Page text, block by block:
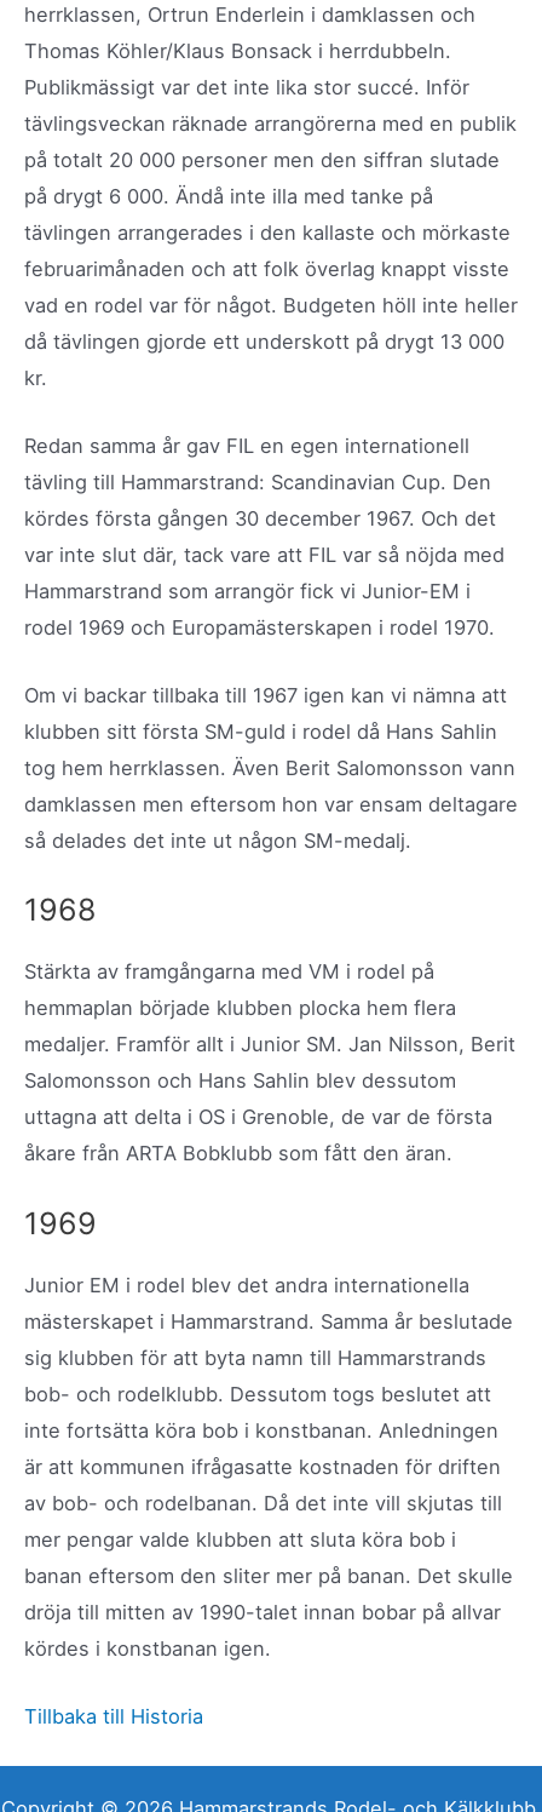
herrklassen, Ortrun Enderlein i damklassen och
Thomas Köhler/Klaus Bonsack i herrdubbeln.
Publikmässigt var det inte lika stor succé. Inför
tävlingsveckan räknade arrangörerna med en publik
på totalt 20 000 personer men den siffran slutade
på drygt 6 000. Ändå inte illa med tanke på
tävlingen arrangerades i den kallaste och mörkaste
februarimånaden och att folk överlag knappt visste
vad en rodel var för något. Budgeten höll inte heller
då tävlingen gjorde ett underskott på drygt 13 000
kr.
Redan samma år gav FIL en egen internationell
tävling till Hammarstrand: Scandinavian Cup. Den
kördes första gången 30 december 1967. Och det
var inte slut där, tack vare att FIL var så nöjda med
Hammarstrand som arrangör fick vi Junior-EM i
rodel 1969 och Europamästerskapen i rodel 1970.
Om vi backar tillbaka till 1967 igen kan vi nämna att
klubben sitt första SM-guld i rodel då Hans Sahlin
tog hem herrklassen. Även Berit Salomonsson vann
damklassen men eftersom hon var ensam deltagare
så delades det inte ut någon SM-medalj.
1968
Stärkta av framgångarna med VM i rodel på
hemmaplan började klubben plocka hem flera
medaljer. Framför allt i Junior SM. Jan Nilsson, Berit
Salomonsson och Hans Sahlin blev dessutom
uttagna att delta i OS i Grenoble, de var de första
åkare från ARTA Bobklubb som fått den äran.
1969
Junior EM i rodel blev det andra internationella
mästerskapet i Hammarstrand. Samma år beslutade
sig klubben för att byta namn till Hammarstrands
bob- och rodelklubb. Dessutom togs beslutet att
inte fortsätta köra bob i konstbanan. Anledningen
är att kommunen ifrågasatte kostnaden för driften
av bob- och rodelbanan. Då det inte vill skjutas till
mer pengar valde klubben att sluta köra bob i
banan eftersom den sliter mer på banan. Det skulle
dröja till mitten av 1990-talet innan bobar på allvar
kördes i konstbanan igen.
Tillbaka till Historia